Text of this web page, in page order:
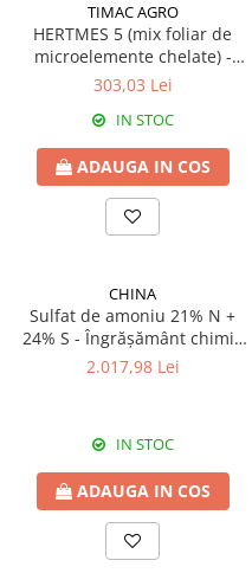
ARBUȘTI FRUCTIFERI
Erbicide
Fungicide
Insecticide
Acaricide
Fertilizanți foliari
Insecticide
Fertilizanți foliari
Dezinfectant sol
BOB
Erbicide
ARDEI IUTE
Insecticide
Fertilizanți foliari
CAIS
Fungicide
Biostimulatori
Fertilizanți foliari
Adjuvanți
Insecticide
Acaricide
Fertilizanți foliari
TIMAC AGRO
HERTMES 5 (mix foliar de
microelemente chelate) -
Îngrășământ hidrosolubil
303,03 Lei
IN STOC
ADAUGA IN COS
CHINA
Sulfat de amoniu 21% N +
24% S - Îngrășământ chimic
solid granulat origine China
2.017,98 Lei
IN STOC
ADAUGA IN COS